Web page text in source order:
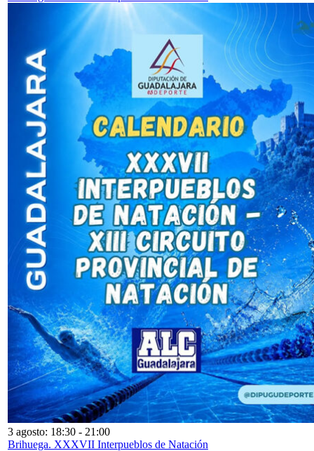
3 agosto: 18:30 - 21:00
Brihuega. XXXVII Interpueblos de Natación